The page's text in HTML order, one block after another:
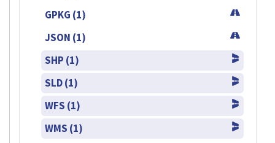
GPKG (1)
JSON (1)
SHP (1)
SLD (1)
WFS (1)
WMS (1)